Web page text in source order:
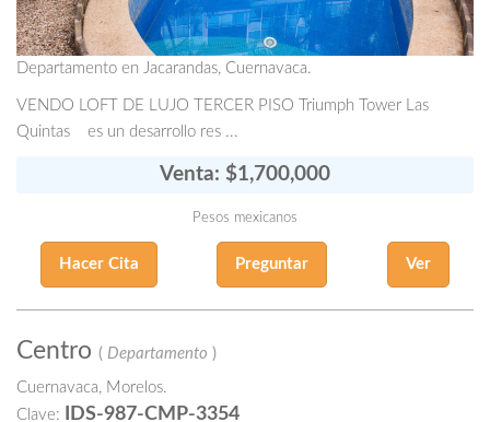
Departamento en Jacarandas, Cuernavaca.
VENDO LOFT DE LUJO TERCER PISO Triumph Tower Las
Quintas es un desarrollo res ...
Venta: $1,700,000
Pesos mexicanos
Hacer Cita Preguntar Ver
Centro ( Departamento )
Cuernavaca, Morelos.
Clave:
IDS-987-CMP-3354